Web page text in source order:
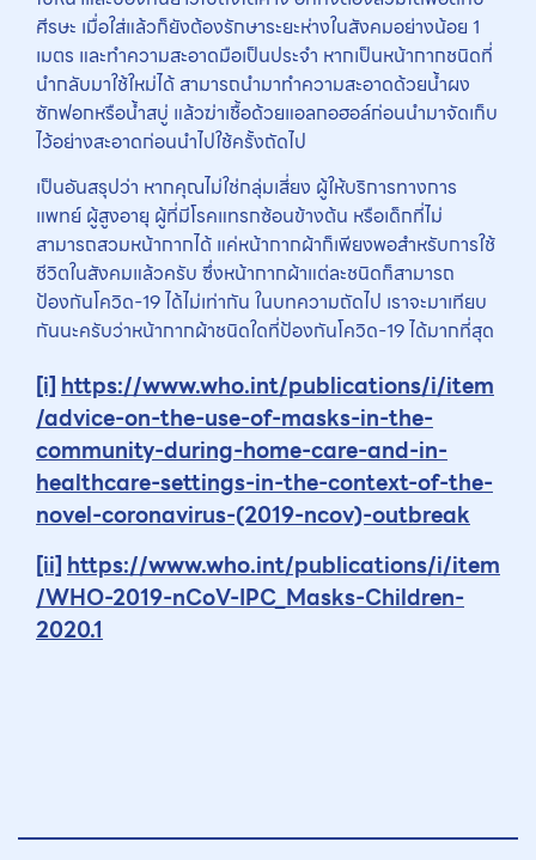
ศีรษะ เมื่อใส่แล้วก็ยังต้องรักษาระยะห่างในสังคมอย่างน้อย 1
เมตร และทำความสะอาดมือเป็นประจำ หากเป็นหน้ากากชนิดที่
นำกลับมาใช้ใหม่ได้ สามารถนำมาทำความสะอาดด้วยน้ำผง
ซักฟอกหรือน้ำสบู่ แล้วฆ่าเชื้อด้วยแอลกอฮอล์ก่อนนำมาจัดเก็บ
ไว้อย่างสะอาดก่อนนำไปใช้ครั้งถัดไป
เป็นอันสรุปว่า หากคุณไม่ใช่กลุ่มเสี่ยง ผู้ให้บริการทางการ
แพทย์ ผู้สูงอายุ ผู้ที่มีโรคแทรกซ้อนข้างต้น หรือเด็กที่ไม่
สามารถสวมหน้ากากได้ แค่หน้ากากผ้าก็เพียงพอสำหรับการใช้
ชีวิตในสังคมแล้วครับ ซึ่งหน้ากากผ้าแต่ละชนิดก็สามารถ
ป้องกันโควิด-19 ได้ไม่เท่ากัน ในบทความถัดไป เราจะมาเทียบ
กันนะครับว่าหน้ากากผ้าชนิดใดที่ป้องกันโควิด-19 ได้มากที่สุด
[i]https://www.who.int/publications/i/item
/advice-on-the-use-of-masks-in-the-
community-during-home-care-and-in-
healthcare-settings-in-the-context-of-the-
novel-coronavirus-(2019-ncov)-outbreak
[ii] https://www.who.int/publications/i/item
/WHO-2019-nCoV-IPC_Masks-Children-
2020.1